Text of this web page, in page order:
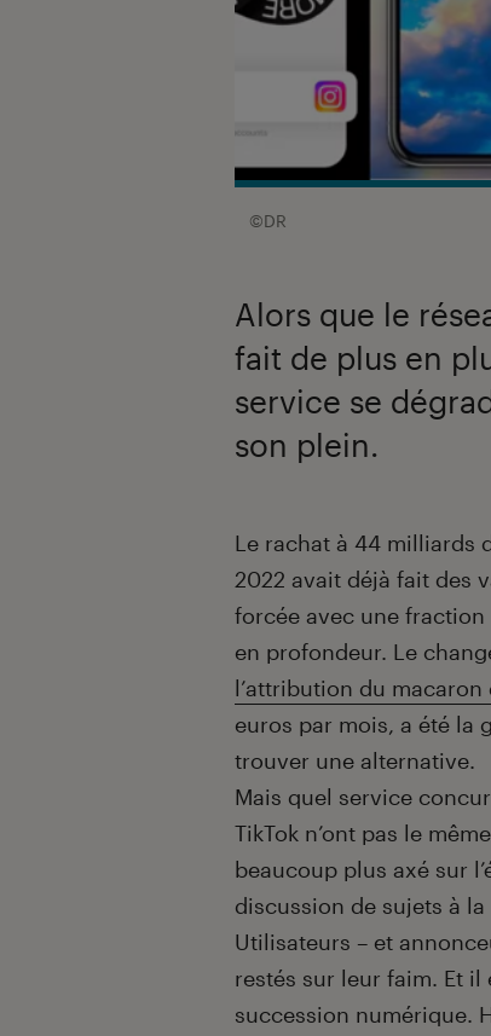
©DR
Alors que le
fait de plus en
service se
son plein.
Introduction
Le rachat à 44 milliards
2022 avait déjà fait des
forcée avec une
en profondeur. Le
l’attribution du
euros par mois, a été la
trouver une alternative.
Mais quel service
TikTok n’ont pas le
beaucoup plus axé sur
discussion de sujets à
Utilisateurs – et
restés sur leur faim. Et
succession numérique.